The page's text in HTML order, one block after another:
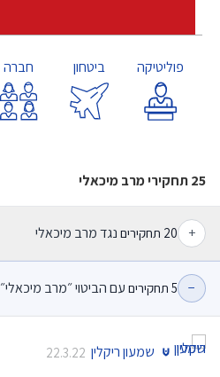
פוליטיקה ביטחון חברה
25 תחקירי מרב מיכאלי
+
20 תחקירים נגד מרב מיכאלי
−
5 תחקירים עם הביטוי ״מרב מיכאלי״
שמעון ריקלין 22.3.22